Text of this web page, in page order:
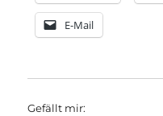
E-Mail
Gefällt mir: